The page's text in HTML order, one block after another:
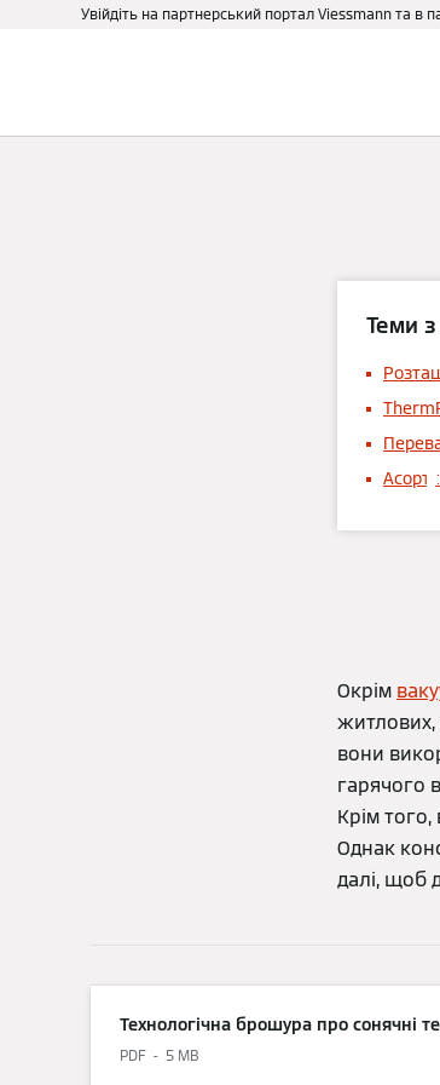
Увійдіть на партнерський портал Viessmann та в
Теми
Окрім
житлових,
вони
гарячого
Крім того,
Однак
далі, щоб
Технологічна брошура про сонячні
PDF 5 MB